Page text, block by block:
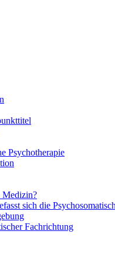
Psychotherapie
Medizin?
sich die
Fachrichtung